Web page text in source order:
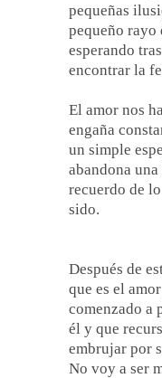
pequeñas
pequeño rayo
esperando
encontrar la
El amor nos
engaña
un simple
abandona
recuerdo de
sido.
Después de
que es el
comenzado a
él y que
embrujar por
No voy a ser